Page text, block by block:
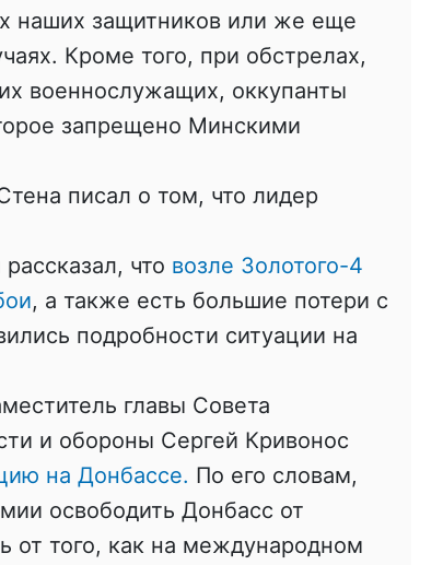
наших защитников или же еще
Кроме того, при обстрелах,
военнослужащих, оккупанты
запрещено Минскими
писал о том, что лидер
что возле Золотого-4
, а также есть большие потери с
подробности ситуации на
главы Совета
и обороны Сергей Кривонос
на Донбассе. По его словам,
освободить Донбасс от
от того, как на международном